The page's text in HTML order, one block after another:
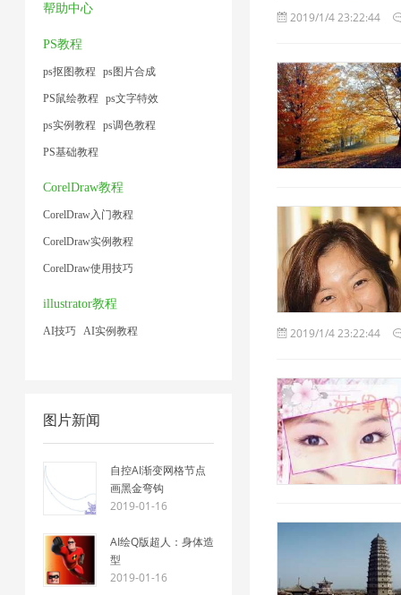
帮助中心
PS教程
ps抠图教程 ps图片合成
PS鼠绘教程 ps文字特效
ps实例教程 ps调色教程
PS基础教程
CorelDraw教程
CorelDraw入门教程
CorelDraw实例教程
CorelDraw使用技巧
illustrator教程
AI技巧 AI实例教程
图片新闻
自控AI渐变网格节点
画黑金弯钩
2019-01-16
AI绘Q版超人：身体造
型
2019-01-16
2019/1/4 23:22:44
2019/1/4 23:22:44